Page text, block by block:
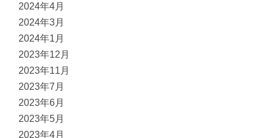
2024年4月
2024年3月
2024年1月
2023年12月
2023年11月
2023年7月
2023年6月
2023年5月
2023年4月